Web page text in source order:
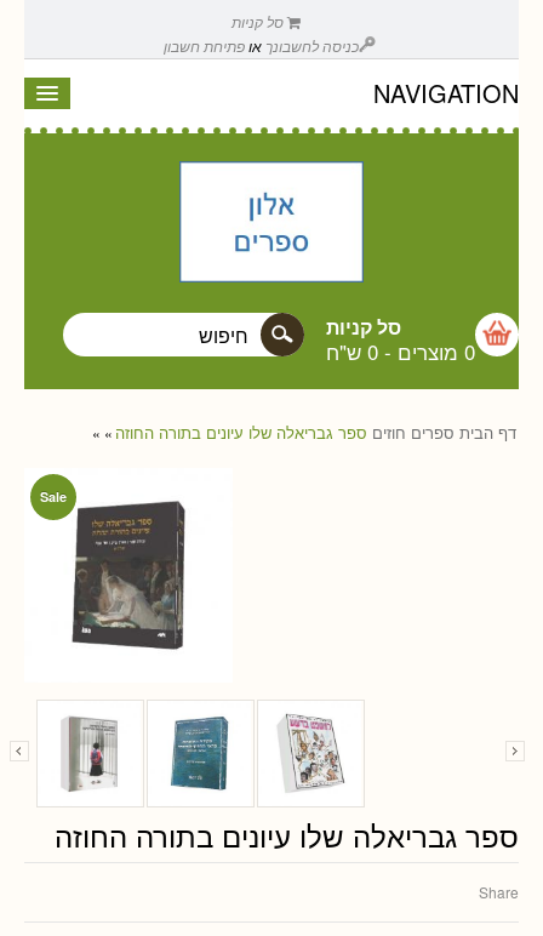
סל קניות
כניסה לחשבונך אופתיחת חשבון
NAVIGATION
סל קניות
0 מוצרים - 0 ש"ח
דף הבית » ספרים חוזים » ספר גבריאלה שלו עיונים בתורה החוזה
Sale
ספר גבריאלה שלו עיונים בתורה החוזה
Share